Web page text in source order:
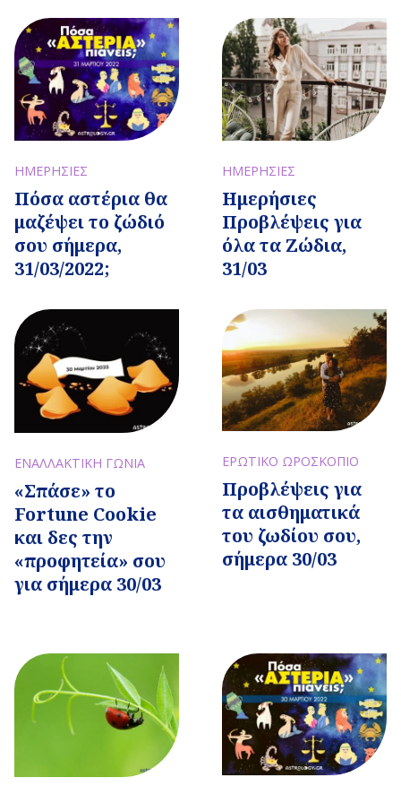
ΗΜΕΡΗΣΙΕΣ
Πόσα αστέρια θα
μαζέψει το ζώδιό
σου σήμερα,
31/03/2022;
ΗΜΕΡΗΣΙΕΣ
Ημερήσιες
Προβλέψεις για
όλα τα Ζώδια,
31/03
ΕΝΑΛΛΑΚΤΙΚΗ ΓΩΝΙΑ
«Σπάσε» το
Fortune Cookie
και δες την
«προφητεία» σου
για σήμερα 30/03
ΕΡΩΤΙΚΟ ΩΡΟΣΚΟΠΙΟ
Προβλέψεις για
τα αισθηματικά
του ζωδίου σου,
σήμερα 30/03